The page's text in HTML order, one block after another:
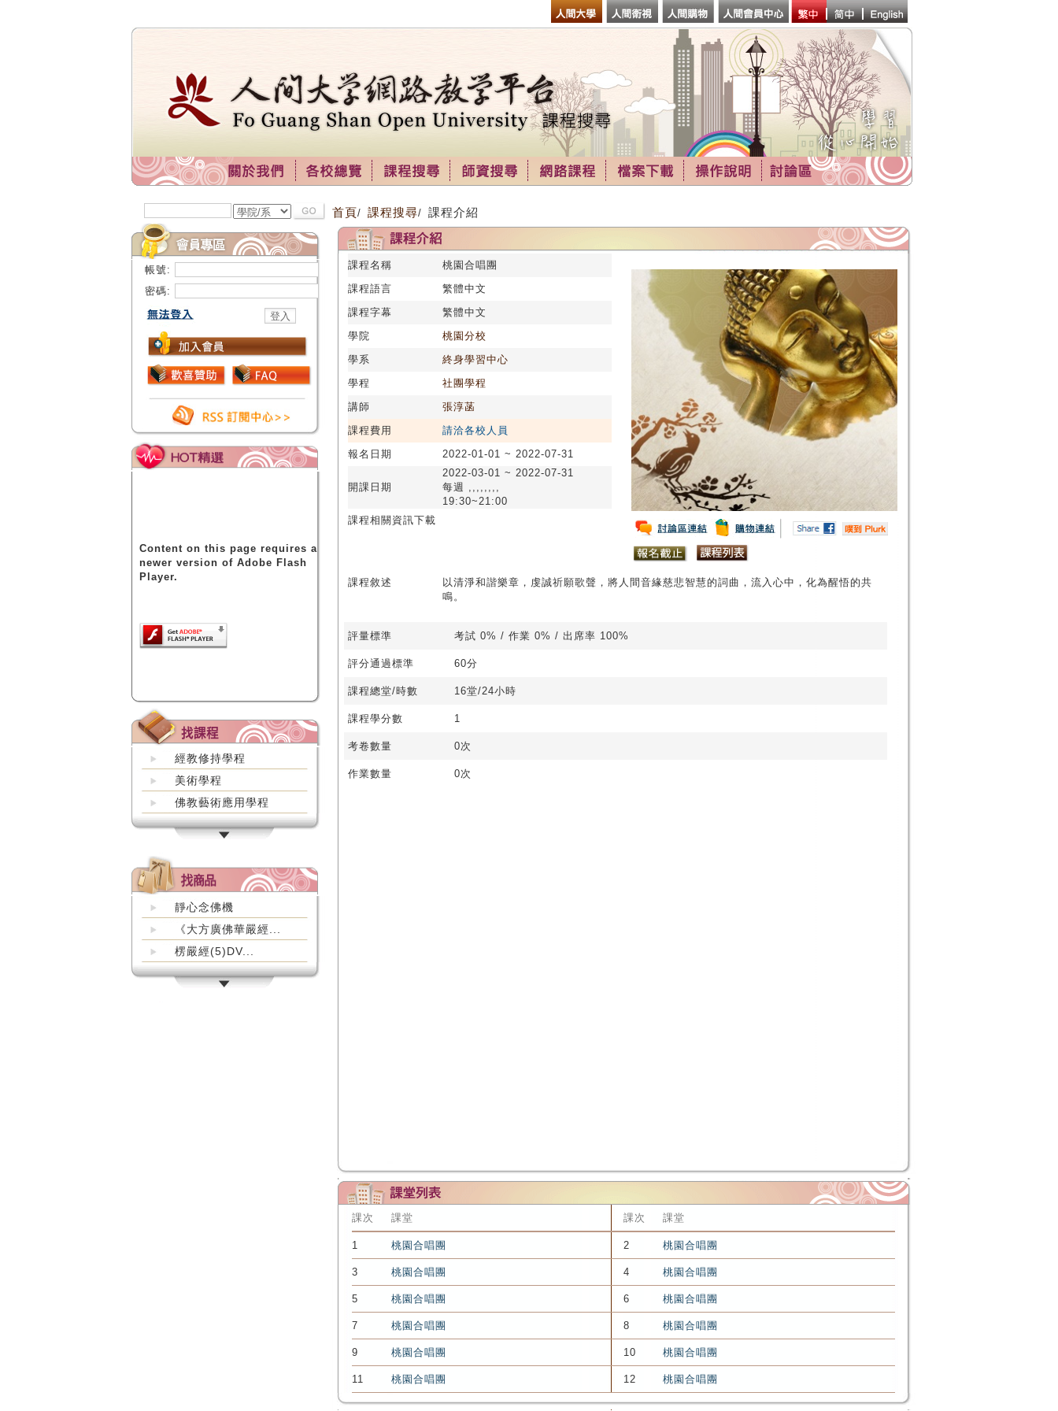
帳號:
密碼:
Content on this page requires a
newer version of Adobe Flash
Player.
經教修持學程
美術學程
佛教藝術應用學程
靜心念佛機
《大方廣佛華嚴經...
楞嚴經(5)DV...
首頁/ 課程搜尋/ 課程介紹
課程名稱
桃園合唱團
課程語言
繁體中文
課程字幕
繁體中文
學院
桃園分校
學系
終身學習中心
學程
社團學程
講師
張淳菡
課程費用
請洽各校人員
報名日期
2022-01-01 ~ 2022-07-31
開課日期
2022-03-01 ~ 2022-07-31
每週 ,,,,,,,,
19:30~21:00
課程相關資訊下載
課程敘述
以清淨和諧樂章，虔誠祈願歌聲，將人間音緣慈悲智慧的詞曲，流入心中，化為醒悟的共
鳴。
評量標準 考試 0% / 作業 0% / 出席率 100%
評分通過標準 60分
課程總堂/時數 16堂/24小時
課程學分數 1
考卷數量 0次
作業數量 0次
課次 課堂 課次 課堂
1 桃園合唱團 2 桃園合唱團
3 桃園合唱團 4 桃園合唱團
5 桃園合唱團 6 桃園合唱團
7 桃園合唱團 8 桃園合唱團
9 桃園合唱團 10 桃園合唱團
11 桃園合唱團 12 桃園合唱團